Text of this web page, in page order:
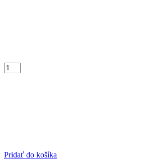
Pridať do košíka